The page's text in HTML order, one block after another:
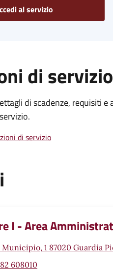
al servizio
di servizio
di scadenze, requisiti
di servizio
I - Area
Municipio, 1 87020 Guardia
608010